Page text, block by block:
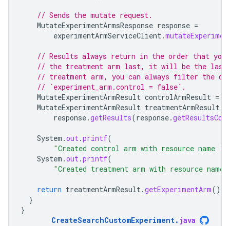
// Sends the mutate request.
MutateExperimentArmsResponse response =
experimentArmServiceClient.
// Results always return in the order that you
// the treatment arm last, it will be the last
// treatment arm, you can always filter the
// `experiment_arm.control = false`.
MutateExperimentArmResult controlArmResult =
MutateExperimentArmResult treatmentArmResult
response.getResults(response.
System .out.printf(
"Created control arm with resource name
System .out.printf(
"Created treatment arm with resource name
return treatmentArmResult.getExperimentArm().
}
}
CreateSearchCustomExperiment. java